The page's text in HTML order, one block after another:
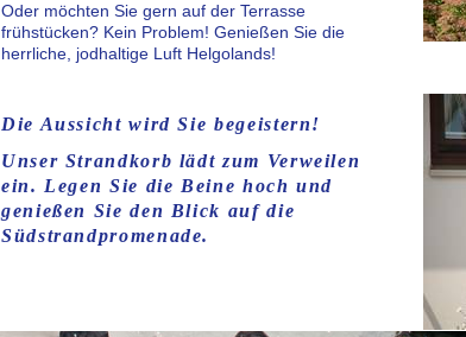
Oder möchten Sie gern auf der Terrasse
frühstücken? Kein Problem! Genießen Sie die
herrliche, jodhaltige Luft Helgolands!
Die Aussicht wird Sie begeistern!
Unser Strandkorb lädt zum Verweilen
ein. Legen Sie die Beine hoch und
genießen Sie den Blick auf die
Südstrandpromenade.